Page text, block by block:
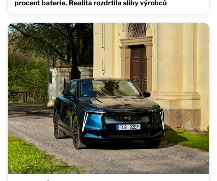
procent baterie. Realita rozdrtila sliby výrobců